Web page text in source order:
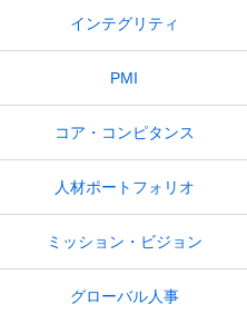
インテグリティ
PMI
コア・コンピタンス
人材ポートフォリオ
ミッション・ビジョン
グローバル人事